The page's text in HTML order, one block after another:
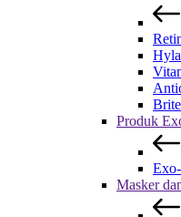
Produk
Masker